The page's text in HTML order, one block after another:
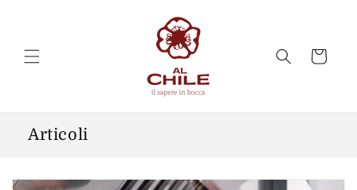
Carrello
Articoli